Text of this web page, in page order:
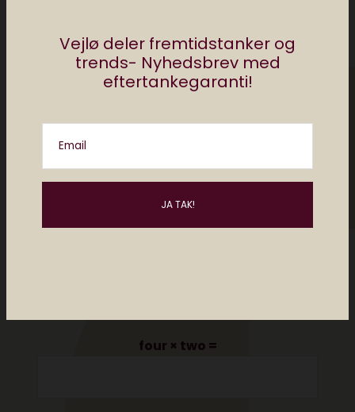
Vejlø deler fremtidstanker og
trends- Nyhedsbrev med
eftertankegaranti!
Email
four × two =